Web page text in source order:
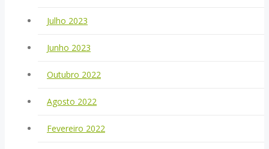
Julho 2023
Junho 2023
Outubro 2022
Agosto 2022
Fevereiro 2022